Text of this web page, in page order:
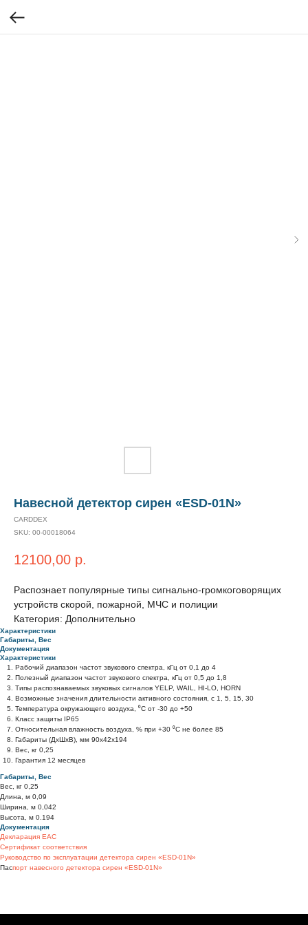
Навесной детектор сирен «ESD-01N»
CARDDEX
SKU: 00-00018064
12100,00 р.
Распознает популярные типы сигнально-громкоговорящих
устройств скорой, пожарной, МЧС и полиции
Категория: Дополнительно
Характеристики
Габариты, Вес
Документация
Характеристики
Рабочий диапазон частот звукового спектра, кГц от 0,1 до 4
Полезный диапазон частот звукового спектра, кГц от 0,5 до 1,8
Типы распознаваемых звуковых сигналов YELP, WAIL, HI-LO, HORN
Возможные значения длительности активного состояния, с 1, 5, 15, 30
Температура окружающего воздуха, ⁰С от -30 до +50
Класс защиты IP65
Относительная влажность воздуха, % при +30 ⁰С не более 85
Габариты (ДхШхВ), мм 90х42х194
Вес, кг 0,25
Гарантия 12 месяцев
Габариты, Вес
Вес, кг 0,25
Длина, м 0,09
Ширина, м 0,042
Высота, м 0.194
Документация
Декларация EAC
Сертификат соответствия
Руководство по эксплуатации детектора сирен «ESD-01N»
Паспорт навесного детектора сирен «ESD-01N»